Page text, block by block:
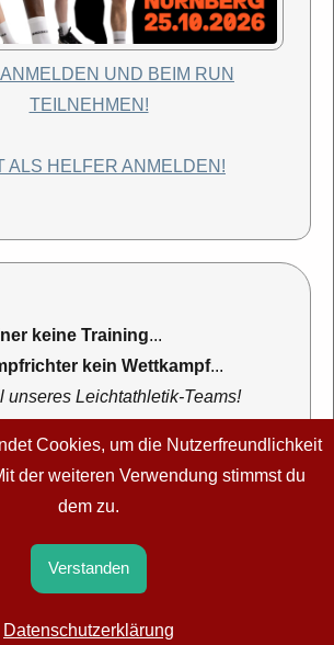
UND BEIM RUN
TEILNEHMEN!
ALS HELFER ANMELDEN!
keine Training...
kein Wettkampf...
unseres Leichtathletik-Teams!
Katzwang 1905 e. V.
E-Mail:tsvkatzwangla@gmail.com
Cookies, um die Nutzerfreundlichkeit
der weiteren Verwendung stimmst du
dem zu.
Verstanden
Datenschutzerklärung